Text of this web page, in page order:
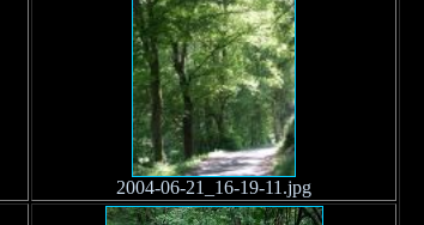
2004-06-21_16-19-11.jpg